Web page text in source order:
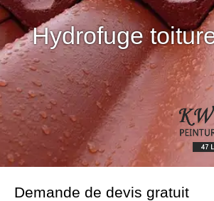
Hydrofuge
Demande de devis gratuit